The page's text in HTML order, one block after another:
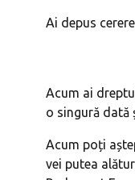
Ai depus
Acum ai
o singură dată
Acum poți
vei putea